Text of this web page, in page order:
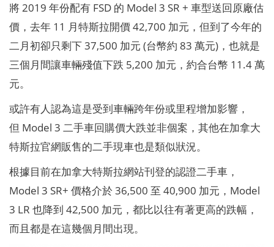
將 2019 年份配有 FSD 的 Model 3 SR + 車型送回原廠估
價，去年 11 月特斯拉開價 42,700 加元，但到了今年的
二月初卻只剩下 37,500 加元 (台幣約 83 萬元)，也就是
三個月間讓車輛殘值下跌 5,200 加元，約合台幣 11.4 萬
元。
或許有人認為這是受到車輛跨年份或里程增加影響，
但 Model 3 二手車回購價大跌並非個案，其他在加拿大
特斯拉官網販售的二手現車也是類似狀況。
根據目前在加拿大特斯拉網站刊登的認證二手車，
Model 3 SR+ 價格介於 36,500 至 40,900 加元，Model
3 LR 也降到 42,500 加元，都比以往有著更高的跌幅，
而且都是在這幾個月間出現。